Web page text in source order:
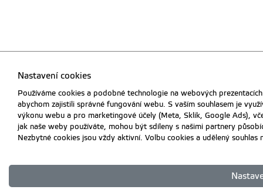
Nastavení cookies
Používáme cookies a podobné technologie na webových
abychom zajistili správné fungování webu. S vaším souhlasem je
výkonu webu a pro marketingové účely (Meta, Sklik, Google Ads),
jak naše weby používáte, mohou být sdíleny s našimi partnery
Nezbytné cookies jsou vždy aktivní. Volbu cookies a udělený